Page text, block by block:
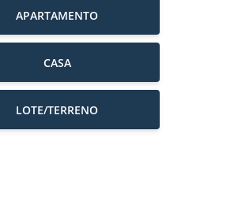
APARTAMENTO
CASA
LOTE/TERRENO